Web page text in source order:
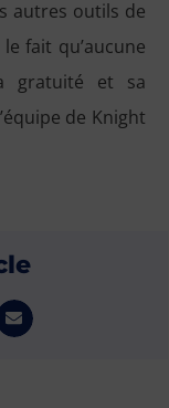
autres outils de
fait qu’aucune
gratuité et sa
de Knight